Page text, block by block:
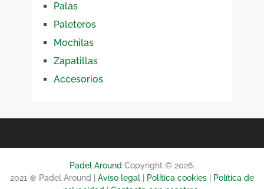
Palas
Paleteros
Mochilas
Zapatillas
Accesorios
Padel AroundCopyright © 2026.
2021 ⊛ Padel Around |
Aviso legal| Política cookies|
Política de